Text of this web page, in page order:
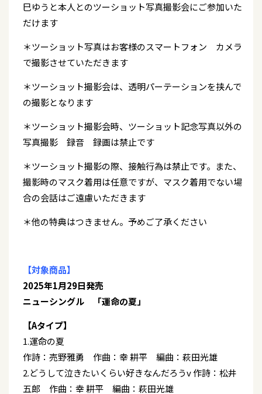
巳ゆうと本人とのツーショット写真撮影会にご参加いた
だけます
＊ツーショット写真はお客様のスマートフォン カメラ
で撮影させていただきます
＊ツーショット撮影会は、透明パーテーションを挟んで
の撮影となります
＊ツーショット撮影会時、ツーショット記念写真以外の
写真撮影 録音 録画は禁止です
＊ツーショット撮影の際、接触行為は禁止です。また、
撮影時のマスク着用は任意ですが、マスク着用でない場
合の会話はご遠慮いただきます
＊他の特典はつきません。予めご了承ください
【対象商品】
2025年1月29日発売
ニューシングル 「運命の夏」
【Aタイプ】
1.運命の夏
作詩：売野雅勇 作曲：幸 耕平 編曲：萩田光雄
2.どうして泣きたいくらい好きなんだろうv 作詩：松井
五郎 作曲：幸 耕平 編曲：萩田光雄